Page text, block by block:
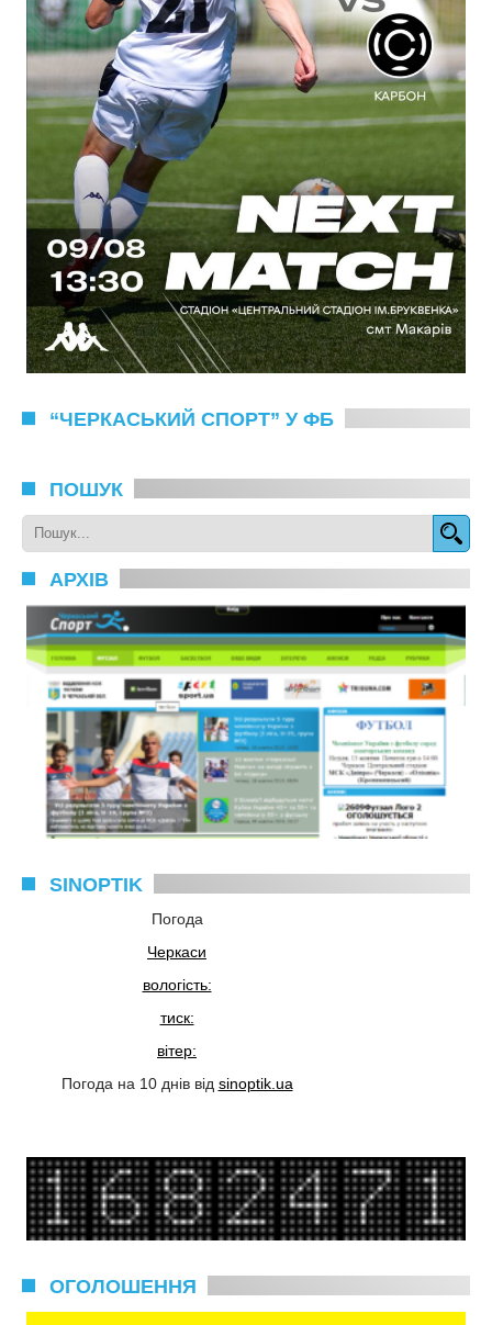
“ЧЕРКАСЬКИЙ СПОРТ” У ФБ
ПОШУК
АРХІВ
SINOPTIK
Погода
Черкаси
вологість:
тиск:
вітер:
Погода на 10 днів від sinoptik.ua
ОГОЛОШЕННЯ